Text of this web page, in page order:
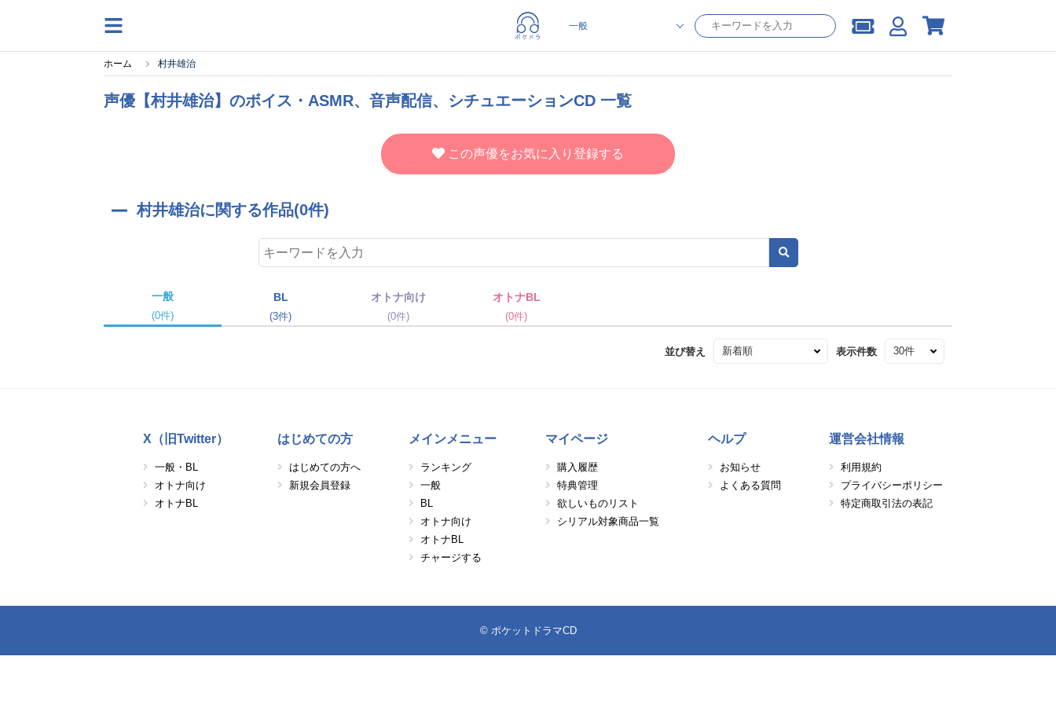
ホーム 村井雄治
声優【村井雄治】のボイス・ASMR、音声配信、シチュエーションCD 一覧
この声優をお気に入り登録する
村井雄治に関する作品(0件)
一般
(0件)
BL
(3件)
オトナ向け
(0件)
オトナBL
(0件)
並び替え 表示件数
X（旧Twitter）
一般・BL
オトナ向け
オトナBL
はじめての方
はじめての方へ
新規会員登録
メインメニュー
ランキング
一般
BL
オトナ向け
オトナBL
チャージする
マイページ
購入履歴
特典管理
欲しいものリスト
シリアル対象商品一覧
ヘルプ
お知らせ
よくある質問
運営会社情報
利用規約
プライバシーポリシー
特定商取引法の表記
© ポケットドラマCD